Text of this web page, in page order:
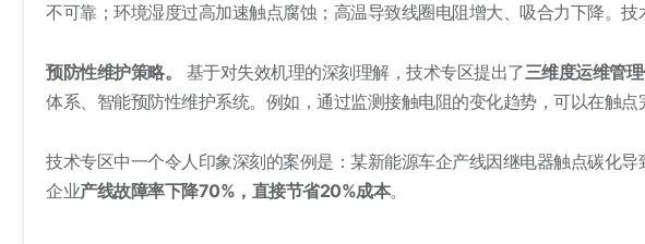
不可靠；环境湿度过高加速触点腐蚀 ；高温导致线圈电阻增大、吸合力下降。
预防性维护策略。 基于对失效机理的深刻理解，技术专区提出了三维度运维管
体系、智能预防性维护系统。例如，通过监测接触电阻的变化趋势，可以在触点
技术专区中一个令人印象深刻的案例是：某新能源车企产线因继电器触点碳化
企业产线故障率下降70%，直接节省20%成本。